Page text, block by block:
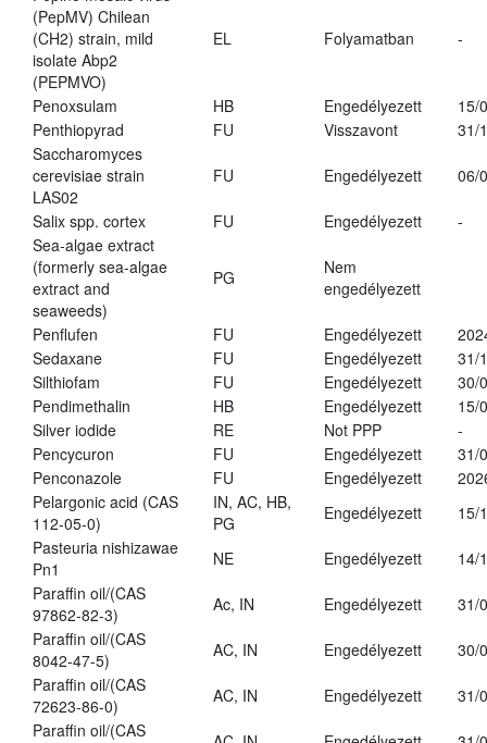
(PepMV) Chilean
(CH2) strain, mild
isolate Abp2
(PEPMVO)
EL Folyamatban -
Penoxsulam HB Engedélyezett
15/
Penthiopyrad
FU Visszavont
31/
Saccharomyces
cerevisiae strain
LAS02
FU Engedélyezett 06/
Salix spp. cortex FU Engedélyezett
-
Sea-algae extract
(formerly sea-algae
extract and
seaweeds)
PG
Nem
engedélyezett
Penflufen FU Engedélyezett
Sedaxane
FU Engedélyezett
31/
Silthiofam
FU Engedélyezett
30/
Pendimethalin
HB Engedélyezett
15/
Silver iodide
RE Not PPP
-
Pencycuron
FU Engedélyezett
31/
Penconazole
FU Engedélyezett
Pelargonic acid (CAS
112-05-0)
IN, AC, HB,
PG
Engedélyezett
15/
Pasteuria nishizawae
Pn1
NE Engedélyezett
14/
Paraffin oil/(CAS
97862-82-3)
Ac, IN Engedélyezett
31/
Paraffin oil/(CAS
8042-47-5)
AC, IN Engedélyezett
30/
Paraffin oil/(CAS
72623-86-0)
AC, IN Engedélyezett
31/
Paraffin oil/(CAS